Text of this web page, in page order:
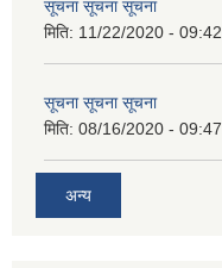
सूचना सूचना सूचना
मिति: 11/22/2020 - 09:42
सूचना सूचना सूचना
मिति: 08/16/2020 - 09:47
अन्य